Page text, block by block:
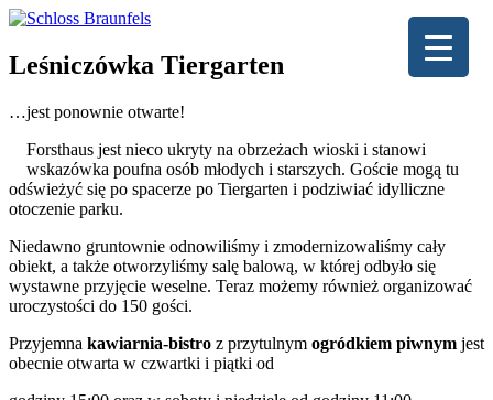
Leśniczówka Tiergarten
…jest ponownie otwarte!
Forsthaus jest nieco ukryty na obrzeżach wioski i stanowi
wskazówka poufna osób młodych i starszych. Goście mogą tu
odświeżyć się po spacerze po Tiergarten i podziwiać idylliczne
otoczenie parku.
Niedawno gruntownie odnowiliśmy i zmodernizowaliśmy cały
obiekt, a także otworzyliśmy salę balową, w której odbyło się
wystawne przyjęcie weselne. Teraz możemy również organizować
uroczystości do 150 gości.
Przyjemna kawiarnia-bistro z przytulnym ogródkiem piwnym jest
obecnie otwarta w czwartki i piątki od